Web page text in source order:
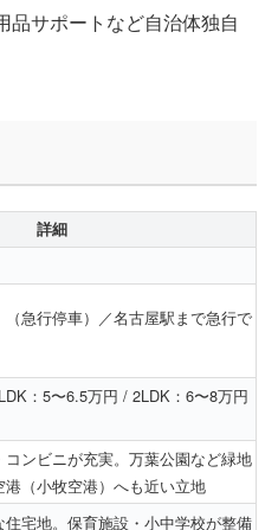
品サポートなど自治体独自
詳細
急行停車）／名古屋駅まで急行で
：5〜6.5万円 / 2LDK：6〜8万円
ンビニが充実。万葉公園など緑地
（小牧空港）へも近い立地
宅地。保育施設・小中学校が整備